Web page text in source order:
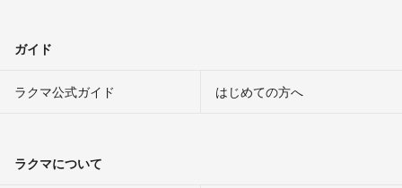
ガイド
ラクマ公式ガイド はじめての方へ
ラクマについて